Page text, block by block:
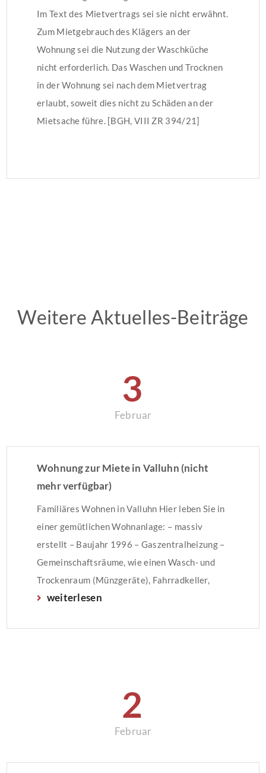
Im Text des Mietvertrags sei sie nicht erwähnt.
Zum Mietgebrauch des Klägers an der
Wohnung sei die Nutzung der Waschküche
nicht erforderlich. Das Waschen und Trocknen
in der Wohnung sei nach dem Mietvertrag
erlaubt, soweit dies nicht zu Schäden an der
Mietsache führe. [BGH, VIII ZR 394/21]
Weitere Aktuelles-Beiträge
3
Februar
Wohnung zur Miete in Valluhn (nicht
mehr verfügbar)
Familiäres Wohnen in Valluhn Hier leben Sie in
einer gemütlichen Wohnanlage: – massiv
erstellt – Baujahr 1996 – Gaszentralheizung –
Gemeinschaftsräume, wie einen Wasch- und
Trockenraum (Münzgeräte), Fahrradkeller,
Grillecke, Rasen…. – Kellerraum –
weiterlesen
2
Februar